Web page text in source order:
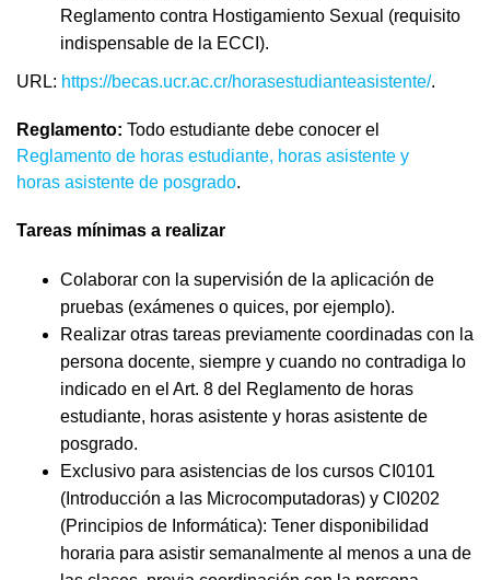
Reglamento contra Hostigamiento Sexual (requisito
indispensable de la ECCI).
URL: https://becas.ucr.ac.cr/horasestudianteasistente/.
Reglamento: Todo estudiante debe conocer el
Reglamento de horas estudiante, horas asistente y
horas asistente de posgrado.
Tareas mínimas a realizar
Colaborar con la supervisión de la aplicación de
pruebas (exámenes o quices, por ejemplo).
Realizar otras tareas previamente coordinadas con la
persona docente, siempre y cuando no contradiga lo
indicado en el Art. 8 del Reglamento de horas
estudiante, horas asistente y horas asistente de
posgrado.
Exclusivo para asistencias de los cursos CI0101
(Introducción a las Microcomputadoras) y CI0202
(Principios de Informática): Tener disponibilidad
horaria para asistir semanalmente al menos a una de